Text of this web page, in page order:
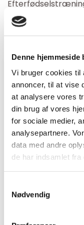
Denne hjemmeside
Vi bruger cookies til
annoncer, til at vise
at analysere vores
din brug af vores
for sociale medier,
analysepartnere.
data med andre
de har indsamlet fra
Nødvendig
komme ud og
Fokus på
din krop,
Alt under